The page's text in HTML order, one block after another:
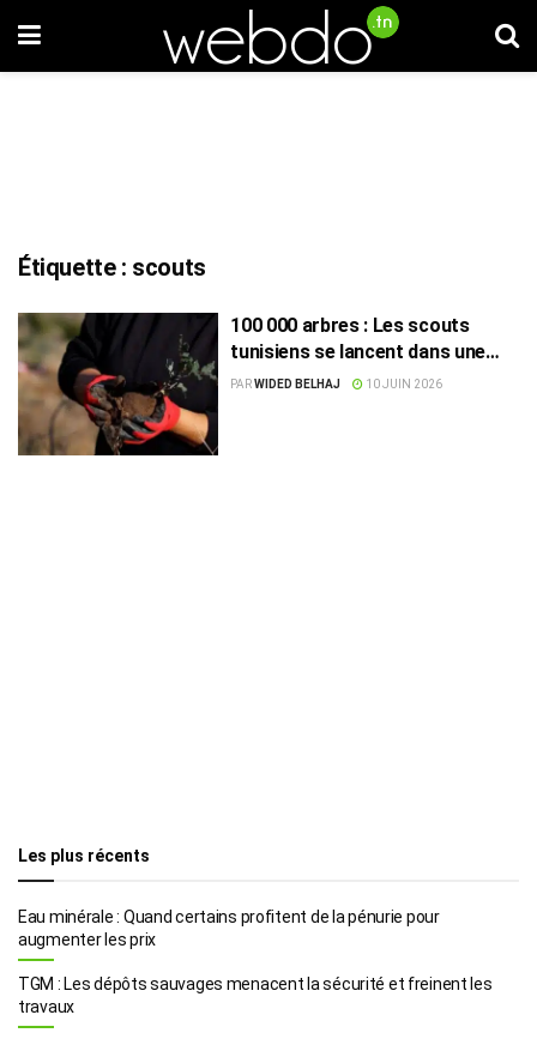
Étiquette : scouts
100 000 arbres : Les scouts
tunisiens se lancent dans une
bataille verte
PARWIDED BELHAJ 10 JUIN 2026
Les plus récents
Eau minérale : Quand certains profitent de la pénurie pour
augmenter les prix
TGM : Les dépôts sauvages menacent la sécurité et freinent les
travaux